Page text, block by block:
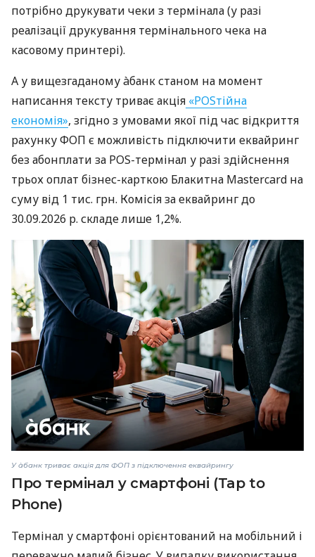
потрібно друкувати чеки з термінала (у разі
реалізації друкування термінального чека на
касовому принтері).
А у вищезгаданому àбанк станом на момент
написання тексту триває акція «POSтійна
економія», згідно з умовами якої під час відкриття
рахунку ФОП є можливість підключити еквайринг
без абонплати за POS-термінал у разі здійснення
трьох оплат бізнес-карткою Блакитна Mastercard на
суму від 1 тис. грн. Комісія за еквайринг до
30.09.2026 р. складе лише 1,2%.
У àбанк триває акція для ФОП з підключення еквайрингу
Про термінал у смартфоні (Tap to
Phone)
Термінал у смартфоні орієнтований на мобільний і